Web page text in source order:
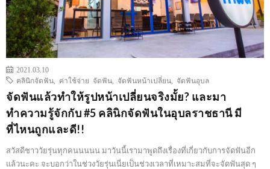
2021.03.10
คลินิกจัดฟัน
ค่าใช้จ่าย จัดฟัน จัดฟันหน้าเปลี่ยน จัดฟันอุบล
จัดฟันแล้วทำให้รูปหน้าเปลี่ยนจริงมั้ย? และมา
ทำความรู้จักกับ #5 คลินิกจัดฟันในอุบลราชธานี มี
ที่ไหนถูกและดี!!
สวัสดีชาววัยรุ่นทุกคนนนนน มาวันนี้เรามาพูดถึงเรื่องที่เกี่ยวกับการจัดฟันอีก
แล้วนะคะ จะบอกว่าในช่วงวัยรุ่นเนี่ยเป็นช่วงเวลาที่เหมาะสมที่จะจัดฟันสุด ๆ